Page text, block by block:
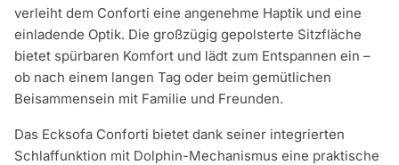
verleiht dem Conforti eine angenehme Haptik und eine
einladende Optik. Die großzügig gepolsterte Sitzfläche
bietet spürbaren Komfort und lädt zum Entspannen ein –
ob nach einem langen Tag oder beim gemütlichen
Beisammensein mit Familie und Freunden.
Das Ecksofa Conforti bietet dank seiner integrierten
Schlaffunktion mit Dolphin-Mechanismus eine praktische